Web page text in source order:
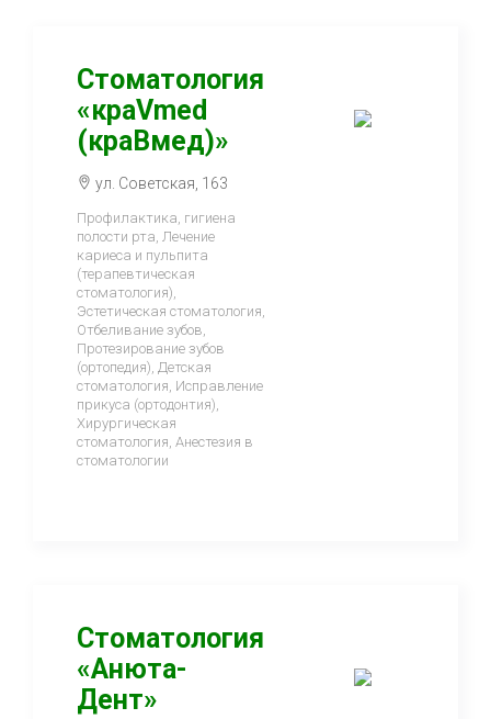
Стоматология
«краVmed
(краВмед)»
ул. Советская, 163
Профилактика, гигиена
полости рта, Лечение
кариеса и пульпита
(терапевтическая
стоматология),
Эстетическая стоматология,
Отбеливание зубов,
Протезирование зубов
(ортопедия), Детская
стоматология, Исправление
прикуса (ортодонтия),
Хирургическая
стоматология, Анестезия в
стоматологии
Стоматология
«Анюта-
Дент»